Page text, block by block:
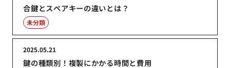
合鍵とスペアキーの違いとは？
未分類
鍵の種類別！複製にかかる時間と費用
2025.05.21